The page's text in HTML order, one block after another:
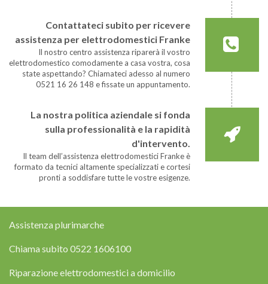
Contattateci subito per ricevere
assistenza per elettrodomestici Franke
Il nostro centro assistenza riparerà il vostro
elettrodomestico comodamente a casa vostra, cosa
state aspettando? Chiamateci adesso al numero
0521 16 26 148 e fissate un appuntamento.
La nostra politica aziendale si fonda
sulla professionalità e la rapidità
d'intervento.
Il team dell’assistenza elettrodomestici Franke è
formato da tecnici altamente specializzati e cortesi
pronti a soddisfare tutte le vostre esigenze.
Assistenza plurimarche
Chiama subito 0522 1606100
Riparazione elettrodomestici a domicilio